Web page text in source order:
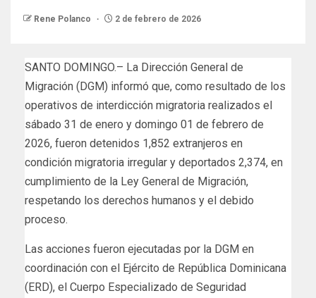
Rene Polanco 2 de febrero de 2026
SANTO DOMINGO.– La Dirección General de
Migración (DGM) informó que, como resultado de los
operativos de interdicción migratoria realizados el
sábado 31 de enero y domingo 01 de febrero de
2026, fueron detenidos 1,852 extranjeros en
condición migratoria irregular y deportados 2,374, en
cumplimiento de la Ley General de Migración,
respetando los derechos humanos y el debido
proceso.
Las acciones fueron ejecutadas por la DGM en
coordinación con el Ejército de República Dominicana
(ERD), el Cuerpo Especializado de Seguridad